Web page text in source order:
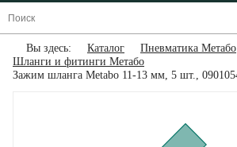
Вы здесь: Каталог
Пневматика Метабо
Шланги и фитинги Метабо
Зажим шланга Metabo 11-13 мм, 5 шт.,